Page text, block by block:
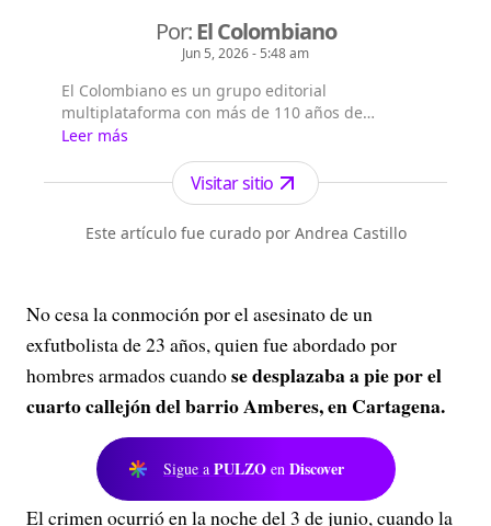
Por:El Colombiano
Jun 5, 2026 - 5:48 am
El Colombiano es un grupo editorial
multiplataforma con más de 110 años de
existencia. Nació en la ciudad de Medellín en
Antioquia. Fundado el 6 de febrero de 1912 por
Francisco de Paula Pérez, se ha especializado en
la investigación y generación de contenidos
periodísticos para diferentes plataformas en las
que provee a las audiencias de piezas mult...
Leer más
Visitar sitio
Este artículo fue curado por Andrea Castillo
No cesa la conmoción por el asesinato de un
exfutbolista de 23 años, quien fue abordado por
hombres armados cuandose desplazaba a pie por el
cuarto callejón del barrio Amberes, en Cartagena.
Sigue a PULZO en Discover
El crimen ocurrió en la noche del 3 de junio, cuando la